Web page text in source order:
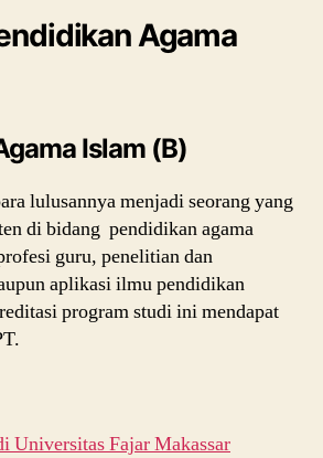
Agama
Islam (B)
lulusannya menjadi seorang yang
di bidang pendidikan agama
guru, penelitian dan
aplikasi ilmu pendidikan
program studi ini mendapat
Universitas Fajar Makassar